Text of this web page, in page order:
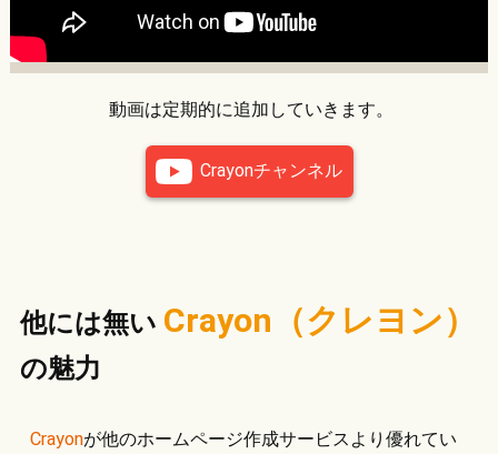
動画は定期的に追加していきます。
Crayonチャンネル
他には無い Crayon（クレヨン）
の魅力
Crayonが他のホームページ作成サービスより優れてい